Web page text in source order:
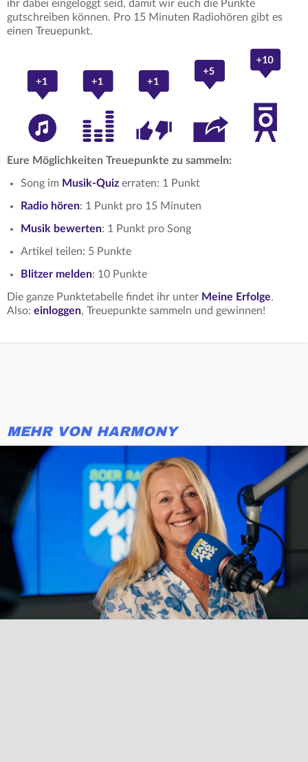
ihr dabei eingeloggt seid, damit wir euch die Punkte
gutschreiben können. Pro 15 Minuten Radiohören gibt es
einen Treuepunkt.
Eure Möglichkeiten Treuepunkte zu sammeln:
Song im Musik-Quiz erraten: 1 Punkt
Radio hören: 1 Punkt pro 15 Minuten
Musik bewerten: 1 Punkt pro Song
Artikel teilen: 5 Punkte
Blitzer melden: 10 Punkte
Die ganze Punktetabelle findet ihr unter Meine Erfolge.
Also: einloggen, Treuepunkte sammeln und gewinnen!
MEHR VON HARMONY